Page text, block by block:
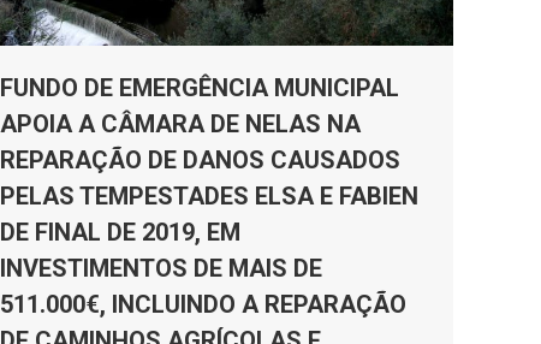
FUNDO DE EMERGÊNCIA MUNICIPAL
APOIA A CÂMARA DE NELAS NA
REPARAÇÃO DE DANOS CAUSADOS
PELAS TEMPESTADES ELSA E FABIEN
DE FINAL DE 2019, EM
INVESTIMENTOS DE MAIS DE
511.000€, INCLUINDO A REPARAÇÃO